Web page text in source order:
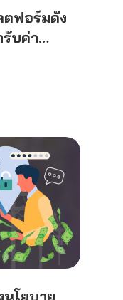
ตฟอร์มดัง
รับค่า
โยบาย